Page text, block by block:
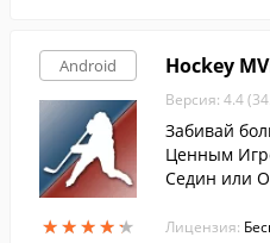
Android
★★★★★
★★★★★
Hockey
Версия: 4.4
Забивай
Ценным
Седин или
гроком и
Лицензия: